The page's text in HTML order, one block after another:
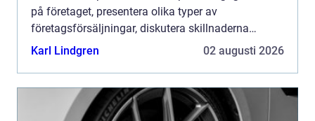
på företaget, presentera olika typer av
företagsförsäljningar, diskutera skillnaderna
mellan olika köpalternativ och ge en historisk
Karl Lindgren 02 augusti 2026